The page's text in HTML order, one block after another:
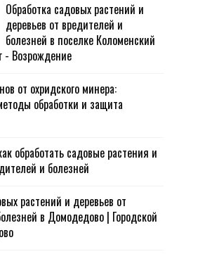
Обработка садовых растений и
деревьев от вредителей и
болезней в поселке Коломенский
- Возрождение
от охридского минера:
обработки и защита
обработать садовые растения и
и болезней
растений и деревьев от
в Домодедово | Городской